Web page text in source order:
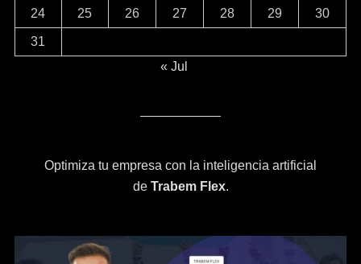
24 25 26 27 28 29 30
31
« Jul
Optimiza tu empresa con la inteligencia artificial
de Trabem Flex.